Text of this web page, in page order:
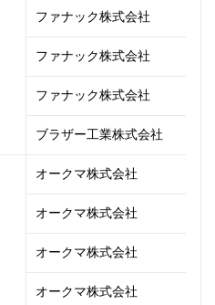
ファナック株式会社
ファナック株式会社
ファナック株式会社
ブラザー工業株式会社
オークマ株式会社
オークマ株式会社
オークマ株式会社
オークマ株式会社